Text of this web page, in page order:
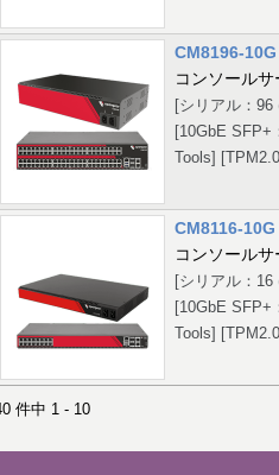
CM8196-10G
コンソールサ
[シリアル：
[10GbE SFP+
Tools]
CM8116-10G
コンソールサ
[シリアル：
[10GbE SFP+
Tools]
件中 1 - 10